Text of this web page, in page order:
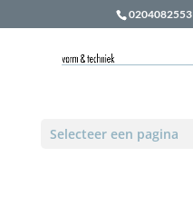
0204082553
Selecteer een pagina